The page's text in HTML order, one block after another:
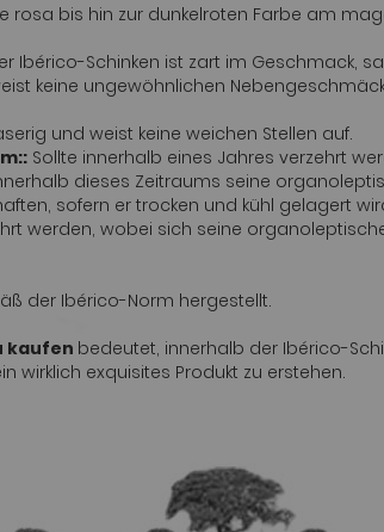
rosa bis hin zur dunkelroten Farbe am
Ibérico-Schinken ist zart im Geschmack,
keine ungewöhnlichen
und weist keine weichen Stellen auf.
Sollte innerhalb eines Jahres verzehrt
dieses Zeitraums seine
sofern er trocken und kühl gelagert
werden, wobei sich seine
der Ibérico-Norm hergestellt.
kaufen bedeutet, innerhalb der Ibérico-
wirklich exquisites Produkt zu erstehen.